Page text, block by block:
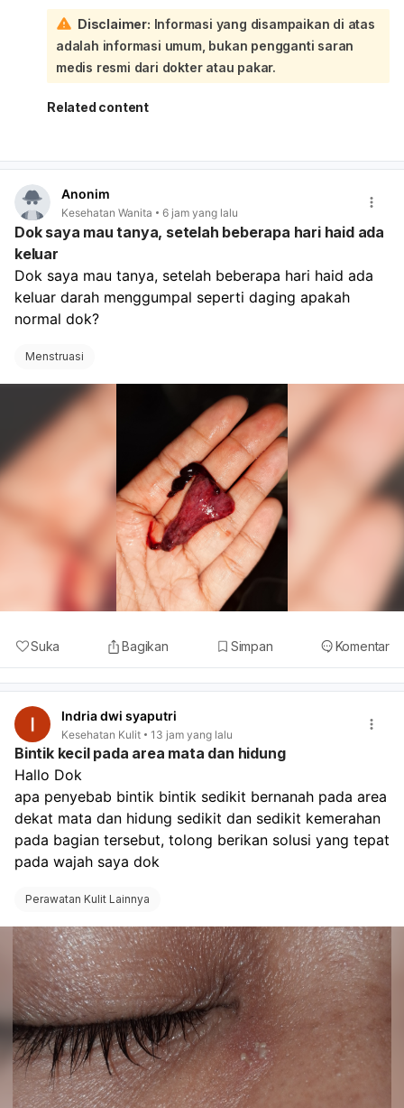
dipantau ketat di ICU:
Segera tanyakan langsung ke dokter bedah dan dokter
ICU yang menangani, karena mereka yang paling tahu
penyebab belum sadarnya, misalnya efek obat, infeksi,
perdarahan, gangguan napas, atau kondisi lain. Jika
suami masih koma 2 hari, ini bukan hal yang bisa
demam, napas tidak stabil, atau kondisi makin lemah, itu
Disclaimer: Informasi yang disampaikan di atas
adalah informasi umum, bukan pengganti saran
medis resmi dari dokter atau pakar.
Related content
Anonim
Kesehatan Wanita 6 jam yang lalu
Dok saya mau tanya, setelah beberapa hari haid ada
keluar
Dok saya mau tanya, setelah beberapa hari haid ada
keluar darah menggumpal seperti daging apakah
normal dok?
Menstruasi
Suka Bagikan Simpan Komentar
Indria dwi syaputri
Kesehatan Kulit 13 jam yang lalu
Bintik kecil pada area mata dan hidung
Hallo Dok
apa penyebab bintik bintik sedikit bernanah pada area
dekat mata dan hidung sedikit dan sedikit kemerahan
pada bagian tersebut, tolong berikan solusi yang tepat
pada wajah saya dok
Perawatan Kulit Lainnya